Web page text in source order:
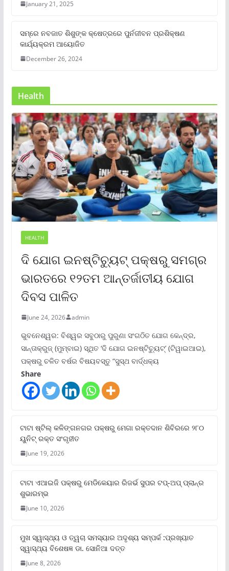
January 21, 2025
ସମ୍‌ରେ ନବଜାତ ଶିଶୁଙ୍କ କ୍ଷେତ୍ରରେ ପୁର୍ନଜୀବନ ପ୍ରଶିକ୍ଷଣ
କାର୍ଯ୍ୟକ୍ରମ ଆୟୋଜିତ
December 26, 2024
Health
HEALTH
ଦି ଯୋଗ ଇନଷ୍ଟିଚ୍ୟୁଟ୍ ପକ୍ଷରୁ ସମଗ୍ର
ଭାରତରେ ୧୨ତମ ଆନ୍ତର୍ଜାତୀୟ ଯୋଗ
ଦିବସ ପାଳିତ
June 24, 2026 admin
ଭୁବନେଶ୍ୱର: ବିଶ୍ୱର ସବୁଠାରୁ ପୁରୁଣା ସଂଗଠିତ ଯୋଗ କେନ୍ଦ୍ର,
ସାନ୍ତାକ୍ରୁଜ୍ (ମୁମ୍ବାଇ) ସ୍ଥିତ ‘ଦି ଯୋଗ ଇନଷ୍ଟିଚ୍ୟୁଟ୍‌’ (ଟିୱାଇଆଇ),
ପକ୍ଷରୁ ଚଳିତ ବର୍ଷର ବିଷୟବସ୍ତୁ “ସୁସ୍ଥ ବାର୍ଦ୍ଧକ୍ୟ
Share
ଟାଟା ଷ୍ଟିଲ୍‌ କଳିଙ୍ଗନଗର ପକ୍ଷରୁ ମେଗା ରକ୍ତଦାନ ଶିବିରରେ ୨୮୦
ୟୁନିଟ୍‌ ରକ୍ତ ସଂଗୃହୀତ
June 19, 2026
ଟାଟା ଏଆଇଜି ପକ୍ଷରୁ ମେଡିକେୟାର ରିଜର୍ଭ ସୁପର ଟପ୍‌-ଅପ୍ ପ୍ଲାନ୍‌ର
ଶୁଭାରମ୍ଭ
June 10, 2026
ମୁଖ ସ୍ୱାସ୍ଥ୍ୟ ଓ ତ୍ୱଚା ସମସ୍ୟାର ଅଦୃଶ୍ୟ ସମ୍ପର୍କ :ପ୍ରଖ୍ୟାତ
ସ୍ୱାସ୍ଥ୍ୟ ବିଶେଷଜ୍ଞ ଡା. ସୋନିଆ ଦତ୍ତ
June 8, 2026